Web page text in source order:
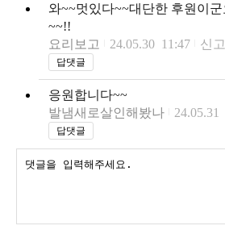
와~~멋있다~~대단한 후원이
~~!!
요리보고
24.05.30 11:47 신고
답댓글
응원합니다~~
발냄새로살인해봤나
24.05.31
답댓글